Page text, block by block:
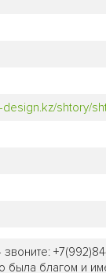
design.kz/shtory/
была благом и